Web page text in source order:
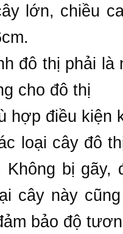
lớn, chiều
đô thị phải
cho đô thị
hợp điều kiện
loại cây đô
Không bị
cây này
bảo độ